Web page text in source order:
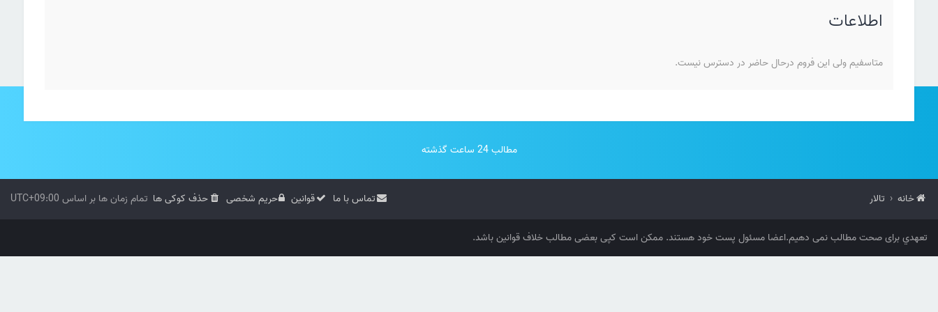
اطلاعات
متاسفیم ولی این فروم درحال حاضر در دسترس نیست.
مطالب 24 ساعت گذشته
خانه تالار تمام زمان ها بر اساس UTC+09:00 حذف کوکی ها حریم شخصی قوانین تماس با ما
تعهدي برای صحت مطالب نمی دهیم.اعضا مسئول پست خود هستند. ممکن است کپی بعضی مطالب خلاف قوانین باشد.